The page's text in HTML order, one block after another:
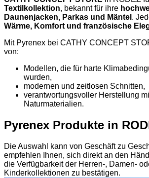
Textilkollektion, bekannt für ihre
Daunenjacken, Parkas und Mäntel .
Wärme, Komfort und französische
Mit Pyrenex bei CATHY CONCEPT
von:
Modellen, die für harte
wurden,
modernen und zeitlosen Schnitten,
verantwortungsvoller Herstellung
Naturmaterialien.
Pyrenex Produkte in
Die Auswahl kann von Geschäft zu
empfehlen Ihnen, sich direkt an den
die Verfügbarkeit der Herren-, Damen-
Kinderkollektionen zu bestätigen.